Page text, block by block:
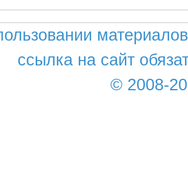
ссылка на сайт
© 2008-